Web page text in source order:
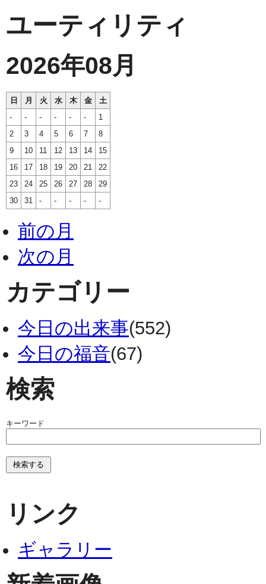
ユーティリティ
2026年08月
日 月 火 水 木 金
土
-
- - - - -
1
2
3 4 5 6 7
8
9
10 11 12 13 14
15
16
17 18 19 20 21
22
23
24 25 26 27 28
29
30
31 - - - - -
前の月
次の月
カテゴリー
今日の出来事(552)
今日の福音(67)
検索
キーワード
リンク
ギャラリー